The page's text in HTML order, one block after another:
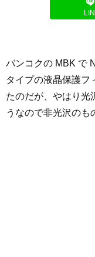
バンコクの MBK で
タイプの液晶保護フ
たのだが、やはり光
うなので非光沢のも